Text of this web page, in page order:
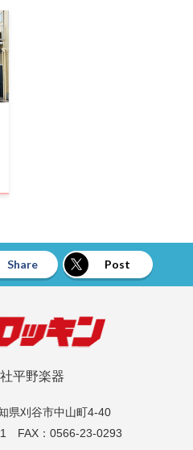
Share Post
平野楽器
県刈谷市中山町4-40
FAX：0566-23-0293